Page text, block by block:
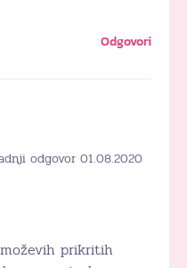
Odgovori
odgovor 01.08.2020
prikritih